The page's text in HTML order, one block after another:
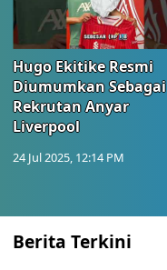
Hugo Ekitike Resmi
Diumumkan Sebagai
Rekrutan Anyar
Liverpool
24 Jul 2025, 12:14 PM
Berita Terkini